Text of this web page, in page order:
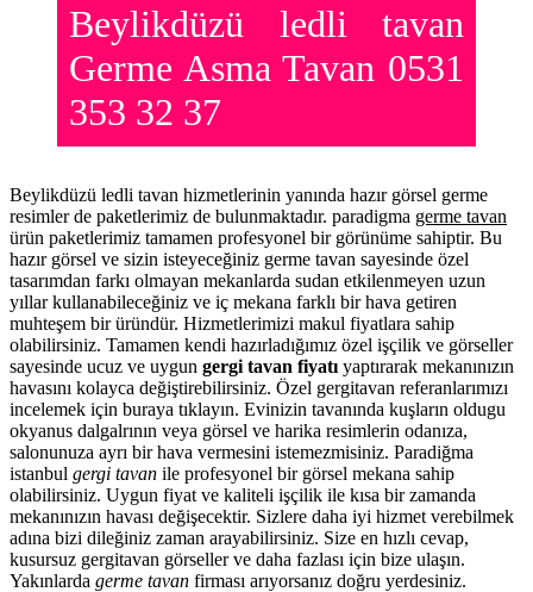
Beylikdüzü ledli tavan
Germe Asma Tavan 0531
353 32 37
Beylikdüzü ledli tavan hizmetlerinin yanında hazır görsel germe
resimler de paketlerimiz de bulunmaktadır. paradigma germe tavan
ürün paketlerimiz tamamen profesyonel bir görünüme sahiptir. Bu
hazır görsel ve sizin isteyeceğiniz germe tavan sayesinde özel
tasarımdan farkı olmayan mekanlarda sudan etkilenmeyen uzun
yıllar kullanabileceğiniz ve iç mekana farklı bir hava getiren
muhteşem bir üründür. Hizmetlerimizi makul fiyatlara sahip
olabilirsiniz. Tamamen kendi hazırladığımız özel işçilik ve görseller
sayesinde ucuz ve uygun gergi tavan fiyatı yaptırarak mekanınızın
havasını kolayca değiştirebilirsiniz. Özel gergitavan referanlarımızı
incelemek için buraya tıklayın. Evinizin tavanında kuşların oldugu
okyanus dalgalrının veya görsel ve harika resimlerin odanıza,
salonunuza ayrı bir hava vermesini istemezmisiniz. Paradiğma
istanbul gergi tavan ile profesyonel bir görsel mekana sahip
olabilirsiniz. Uygun fiyat ve kaliteli işçilik ile kısa bir zamanda
mekanınızın havası değişecektir. Sizlere daha iyi hizmet verebilmek
adına bizi dileğiniz zaman arayabilirsiniz. Size en hızlı cevap,
kusursuz gergitavan görseller ve daha fazlası için bize ulaşın.
Yakınlarda germe tavan firması arıyorsanız doğru yerdesiniz.